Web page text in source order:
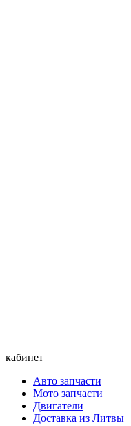
кабинет
Авто запчасти
Мото запчасти
Двигатели
Доставка из Литвы